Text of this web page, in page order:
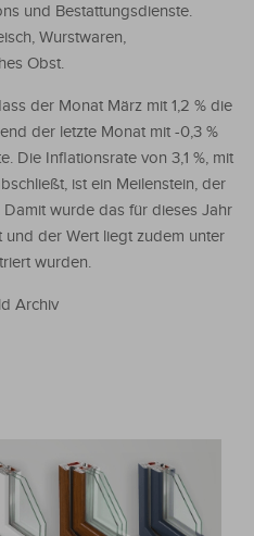
und Bestattungsdienste.
Wurstwaren,
Obst.
der Monat März mit 1,2 % die
der letzte Monat mit -0,3 %
Die Inflationsrate von 3,1 %, mit
ist ein Meilenstein, der
wurde das für dieses Jahr
und der Wert liegt zudem unter
wurden.
Archiv